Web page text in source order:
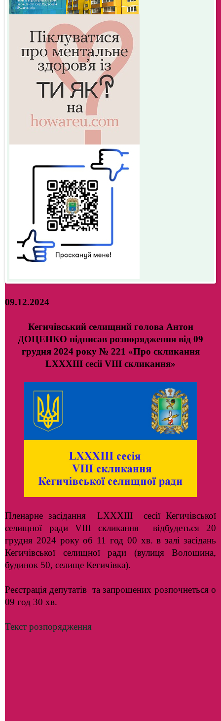
09.12.2024
Кегичівський селищний голова Антон
ДОЦЕНКО підписав розпорядження від 09
грудня 2024 року № 221 «Про скликання
LXXXІІІ сесії VIII скликання»
Пленарне засідання LХХXІІІ сесії Кегичівської
селищної ради VІІІ скликання відбудеться 20
грудня 2024 року об 11 год 00 хв. в залі засідань
Кегичівської селищної ради (вулиця Волошина,
будинок 50, селище Кегичівка).
Реєстрація депутатів та запрошених розпочнеться о
09 год 30 хв.
Текст розпорядження